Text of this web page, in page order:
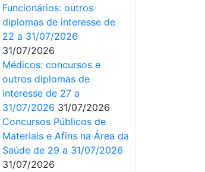
Funcionários: outros
diplomas de interesse de
22 a 31/07/2026
31/07/2026
Médicos: concursos e
outros diplomas de
interesse de 27 a
31/07/2026 31/07/2026
Concursos Públicos de
Materiais e Afins na Área da
Saúde de 29 a 31/07/2026
31/07/2026